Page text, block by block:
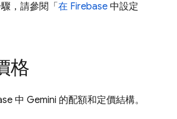
，請參閱「 在 Firebase 中設定
格
中 Gemini 的配額和定價結構。